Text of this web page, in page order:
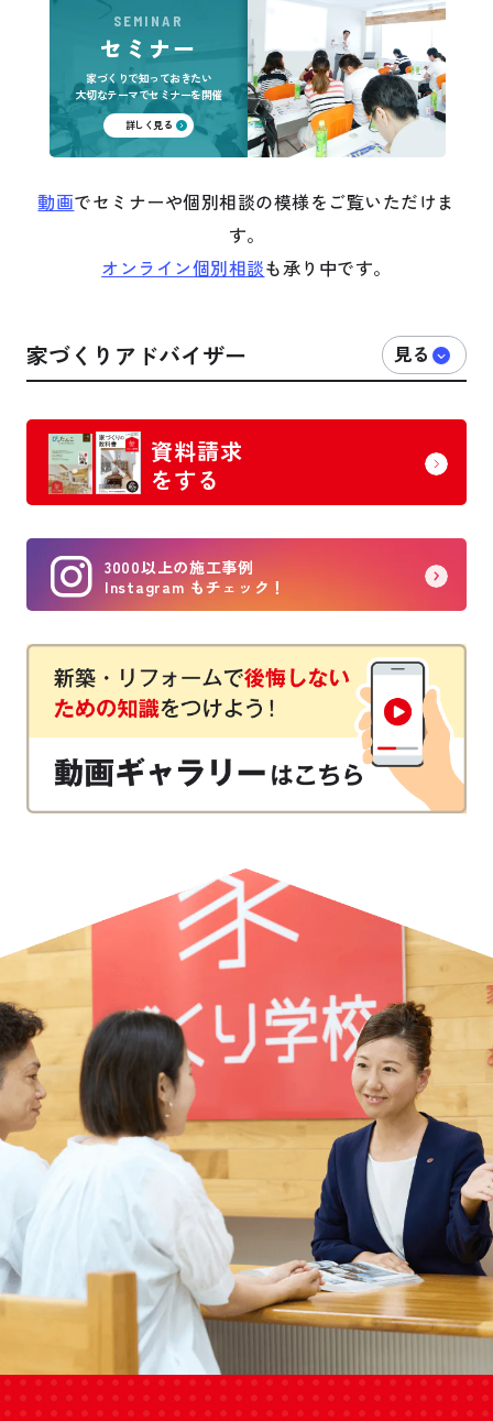
SEMINAR
セミナー
家づくりで知っておきたい
大切なテーマでセミナーを開催
詳しく見る
動画でセミナーや個別相談の模様をご覧いただけま
す。
オンライン個別相談も承り中です。
家づくりアドバイザー
資料請求
をする
3000以上の施工事例
Instagram もチェック！